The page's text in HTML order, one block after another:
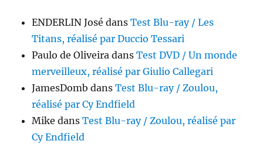
ENDERLIN José dansTest Blu-ray / Les
Titans, réalisé par Duccio Tessari
Paulo de Oliveira dansTest DVD / Un monde
merveilleux, réalisé par Giulio Callegari
JamesDomb dansTest Blu-ray / Zoulou,
réalisé par Cy Endfield
Mike dansTest Blu-ray / Zoulou, réalisé par
Cy Endfield